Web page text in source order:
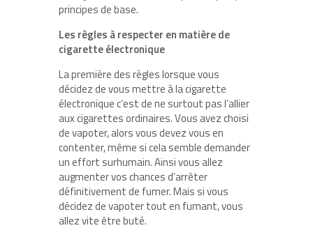
principes de base.
Les règles à respecter en matière de
cigarette électronique
La première des règles lorsque vous
décidez de vous mettre à la cigarette
électronique c’est de ne surtout pas l’allier
aux cigarettes ordinaires. Vous avez choisi
de vapoter, alors vous devez vous en
contenter, même si cela semble demander
un effort surhumain. Ainsi vous allez
augmenter vos chances d’arrêter
définitivement de fumer. Mais si vous
décidez de vapoter tout en fumant, vous
allez vite être buté.